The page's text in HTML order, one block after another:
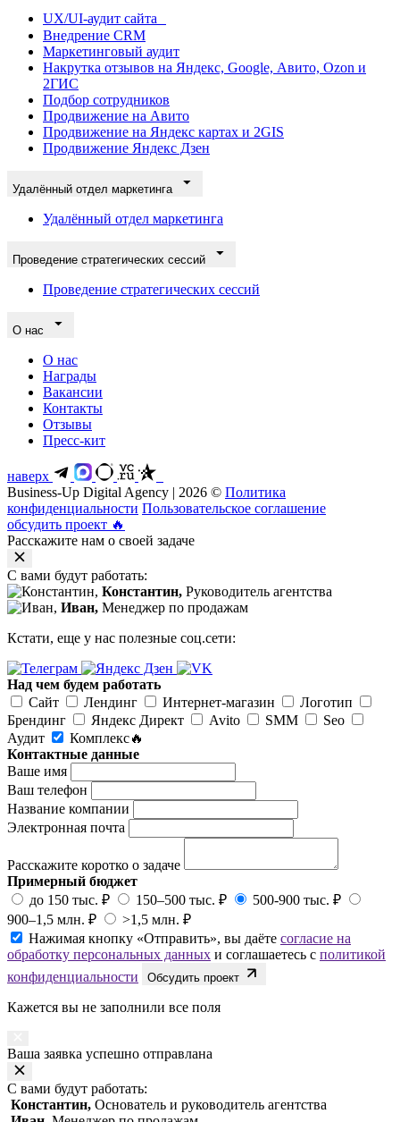
UX/UI-аудит сайта
Внедрение CRM
Маркетинговый аудит
Накрутка отзывов на Яндекс, Google, Авито, Ozon и
2ГИС
Подбор сотрудников
Продвижение на Авито
Продвижение на Яндекс картах и 2GIS
Продвижение Яндекс Дзен
Удалённый отдел маркетинга
Удалённый отдел маркетинга
Проведение стратегических сессий
Проведение стратегических сессий
О нас
О нас
Награды
Вакансии
Контакты
Отзывы
Пресс-кит
наверх
Business-Up Digital Agency | 2026 © Политика
конфиденциальности Пользовательское соглашение
обсудить проект 🔥
Расскажите нам о своей задаче
С вами будут работать:
Константин, Руководитель агентства
Иван, Менеджер по продажам
Кстати, еще у нас полезные соц.сети:
Над чем будем работать
Сайт
Лендинг Интернет-магазин
Логотип
Брендинг
Яндекс Директ Avito SMM
Seo
Аудит
Комплекс🔥
Контактные данные
Ваше имя
Ваш телефон
Название компании
Электронная почта
Расскажите коротко о задаче
Примерный бюджет
до 150 тыс. ₽
150–500 тыс. ₽
500-900 тыс. ₽
900–1,5 млн. ₽
>1,5 млн. ₽
Нажимая кнопку «Отправить», вы даёте согласие на
обработку персональных данных и соглашаетесь с политикой
конфиденциальности
Обсудить проект
Кажется вы не заполнили все поля
Ваша заявка успешно отправлана
С вами будут работать:
Константин, Основатель и руководитель агентства